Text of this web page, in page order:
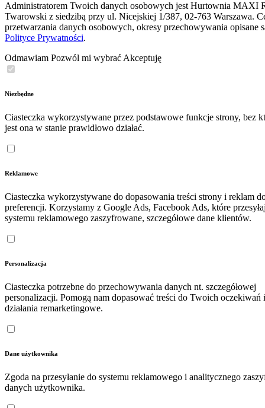
Administratorem Twoich danych osobowych jest Hurtownia MAXI
Twarowski z siedzibą przy ul. Nicejskiej 1/387, 02-763 Warszawa.
przetwarzania danych osobowych, okresy przechowywania opisane
Polityce Prywatności.
Odmawiam Pozwól mi wybrać Akceptuję
Niezbędne
Ciasteczka wykorzystywane przez podstawowe funkcje strony, bez
jest ona w stanie prawidłowo działać.
Reklamowe
Ciasteczka wykorzystywane do dopasowania treści strony i reklam
preferencji. Korzystamy z Google Ads, Facebook Ads, które
systemu reklamowego zaszyfrowane, szczegółowe dane klientów.
Personalizacja
Ciasteczka potrzebne do przechowywania danych nt. szczegółowej
personalizacji. Pomogą nam dopasować treści do Twoich oczekiwań
działania remarketingowe.
Dane użytkownika
Zgoda na przesyłanie do systemu reklamowego i analitycznego
danych użytkownika.